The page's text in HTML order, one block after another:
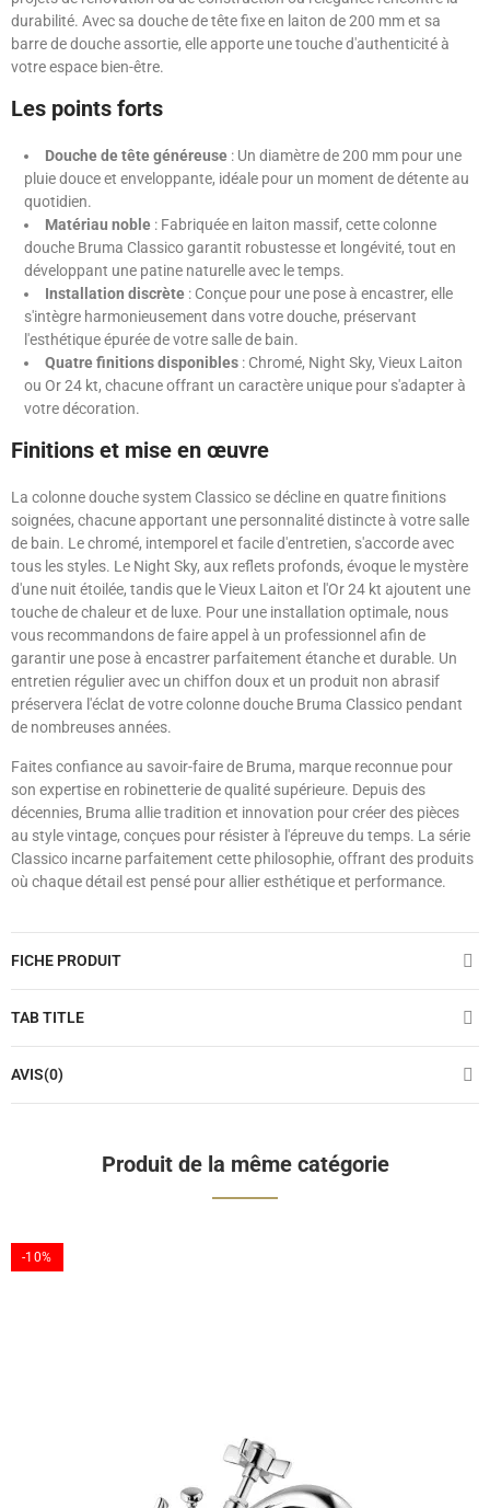
durabilité. Avec sa douche de tête fixe en laiton de 200 mm et sa
barre de douche assortie, elle apporte une touche d'authenticité à
votre espace bien-être.
Les points forts
Douche de tête généreuse : Un diamètre de 200 mm pour une
pluie douce et enveloppante, idéale pour un moment de détente au
quotidien.
Matériau noble : Fabriquée en laiton massif, cette colonne
douche Bruma Classico garantit robustesse et longévité, tout en
développant une patine naturelle avec le temps.
Installation discrète : Conçue pour une pose à encastrer, elle
s'intègre harmonieusement dans votre douche, préservant
l'esthétique épurée de votre salle de bain.
Quatre finitions disponibles : Chromé, Night Sky, Vieux Laiton
ou Or 24 kt, chacune offrant un caractère unique pour s'adapter à
votre décoration.
Finitions et mise en œuvre
La colonne douche system Classico se décline en quatre finitions
soignées, chacune apportant une personnalité distincte à votre salle
de bain. Le chromé, intemporel et facile d'entretien, s'accorde avec
tous les styles. Le Night Sky, aux reflets profonds, évoque le mystère
d'une nuit étoilée, tandis que le Vieux Laiton et l'Or 24 kt ajoutent une
touche de chaleur et de luxe. Pour une installation optimale, nous
vous recommandons de faire appel à un professionnel afin de
garantir une pose à encastrer parfaitement étanche et durable. Un
entretien régulier avec un chiffon doux et un produit non abrasif
préservera l'éclat de votre colonne douche Bruma Classico pendant
de nombreuses années.
Faites confiance au savoir-faire de Bruma, marque reconnue pour
son expertise en robinetterie de qualité supérieure. Depuis des
décennies, Bruma allie tradition et innovation pour créer des pièces
au style vintage, conçues pour résister à l'épreuve du temps. La série
Classico incarne parfaitement cette philosophie, offrant des produits
où chaque détail est pensé pour allier esthétique et performance.
FICHE PRODUIT
TAB TITLE
AVIS(0)
Produit de la même catégorie
-10%